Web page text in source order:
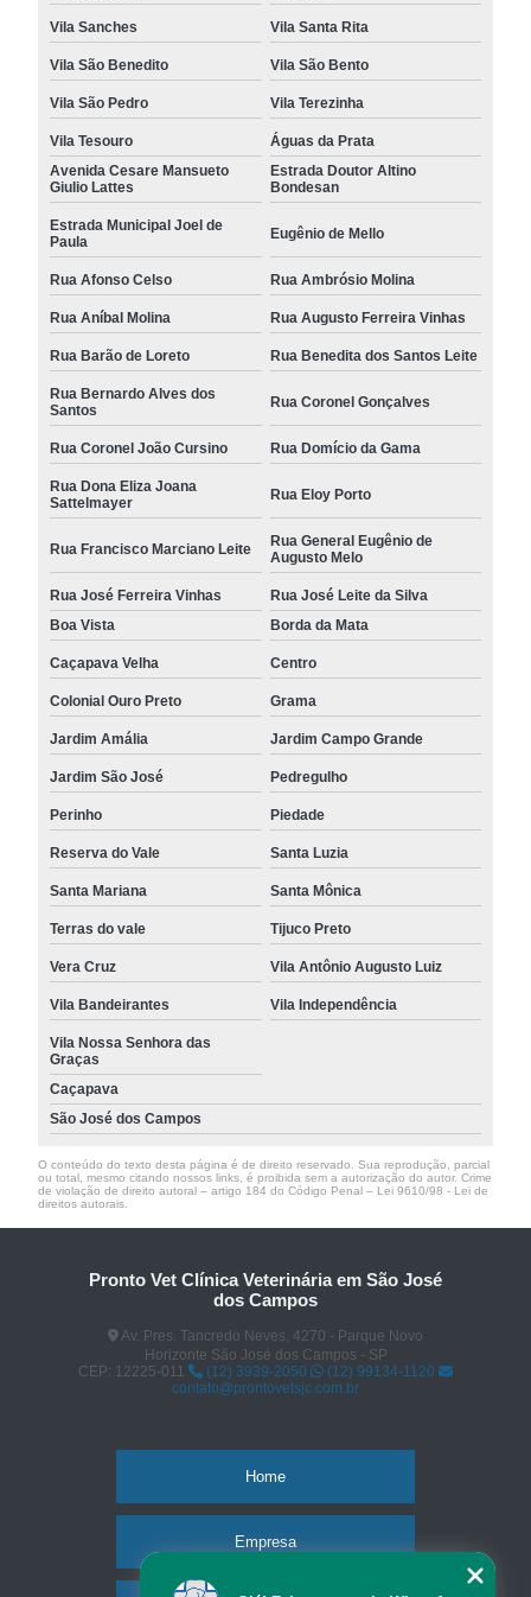
Vila Sanches Vila Santa Rita
Vila São Benedito Vila São Bento
Vila São Pedro Vila Terezinha
Vila Tesouro
Águas da Prata
Avenida Cesare Mansueto
Giulio Lattes
Estrada Doutor Altino
Bondesan
Estrada Municipal Joel de
Paula
Eugênio de Mello
Rua Afonso Celso Rua Ambrósio Molina
Rua Aníbal Molina Rua Augusto Ferreira Vinhas
Rua Barão de Loreto Rua Benedita dos Santos Leite
Rua Bernardo Alves dos
Santos
Rua Coronel Gonçalves
Rua Coronel João Cursino Rua Domício da Gama
Rua Dona Eliza Joana
Sattelmayer
Rua Eloy Porto
Rua Francisco Marciano Leite
Rua General Eugênio de
Augusto Melo
Rua José Ferreira Vinhas
Rua José Leite da Silva
Boa Vista
Borda da Mata
Caçapava Velha Centro
Colonial Ouro Preto Grama
Jardim Amália Jardim Campo Grande
Jardim São José Pedregulho
Perinho Piedade
Reserva do Vale Santa Luzia
Santa Mariana Santa Mônica
Terras do vale Tijuco Preto
Vera Cruz Vila Antônio Augusto Luiz
Vila Bandeirantes Vila Independência
Vila Nossa Senhora das
Graças
Caçapava
São José dos Campos
O conteúdo do texto desta página é de direito reservado. Sua reprodução, parcial
ou total, mesmo citando nossos links, é proibida sem a autorização do autor. Crime
de violação de direito autoral – artigo 184 do Código Penal – Lei 9610/98 - Lei de
direitos autorais
Pronto Vet Clínica Veterinária em São José
dos Campos
Av. Pres. Tancredo Neves, 4270 - Parque Novo
Horizonte São José dos Campos - SP
CEP: 12225-011
(12) 3939-2050
(12) 99134-1120
contato@prontovetsjc.com.br
Home
Empresa